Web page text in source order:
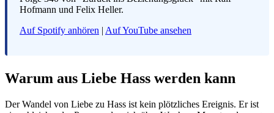
Hofmann und Felix Heller.
Auf Spotify anhören | Auf YouTube ansehen
Warum aus Liebe Hass werden kann
Der Wandel von Liebe zu Hass ist kein plötzliches Ereignis. Er ist